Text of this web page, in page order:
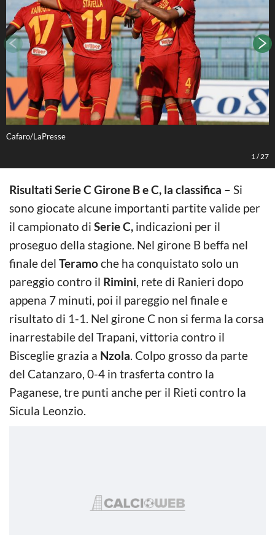
Cafaro/LaPresse
1 /27
Risultati Serie C Girone B e C, la classifica – Si
sono giocate alcune importanti partite valide per
il campionato di Serie C, indicazioni per il
proseguo della stagione. Nel girone B beffa nel
finale del Teramoche ha conquistato solo un
pareggio contro il Rimini, rete di Ranieri dopo
appena 7 minuti, poi il pareggio nel finale e
risultato di 1-1. Nel girone C non si ferma la corsa
inarrestabile del Trapani, vittoria contro il
Bisceglie grazia a Nzola. Colpo grosso da parte
del Catanzaro, 0-4 in trasferta contro la
Paganese, tre punti anche per il Rieti contro la
Sicula Leonzio.